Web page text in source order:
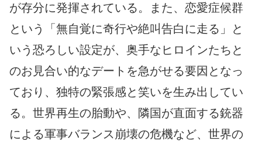
が存分に発揮されている。また、恋愛症候群
という「無自覚に奇行や絶叫告白に走る」と
いう恐ろしい設定が、奥手なヒロインたちと
のお見合い的なデートを急がせる要因となっ
ており、独特の緊張感と笑いを生み出してい
る。世界再生の胎動や、隣国が直面する銃器
による軍事バランス崩壊の危機など、世界の